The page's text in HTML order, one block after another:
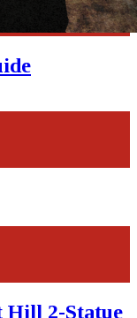
Hill 2-Statue